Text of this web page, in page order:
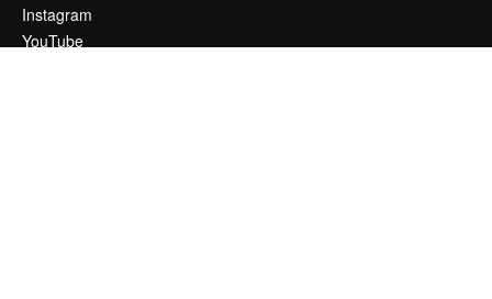
Instagram
YouTube